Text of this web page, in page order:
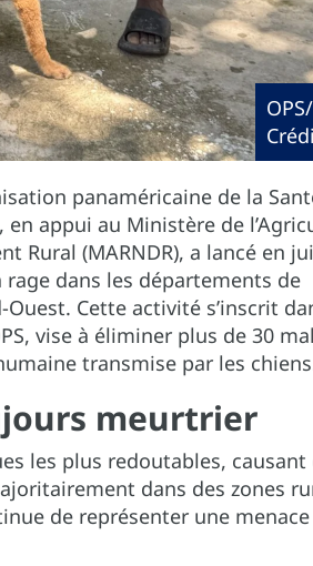
panaméricaine de la
appui au Ministère de
Rural (MARNDR), a lancé en
dans les départements de
Cette activité s’inscrit
vise à éliminer plus de 30
transmise par les
meurtrier
les plus redoutables, causant
dans des zones
de représenter une